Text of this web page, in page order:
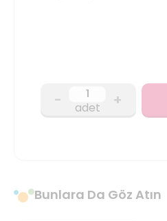
- adet +
Bunlara Da Göz Atın